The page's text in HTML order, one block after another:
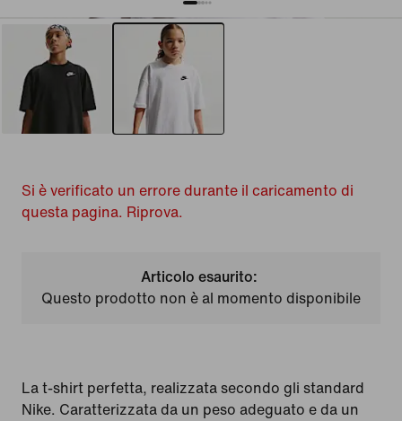
Si è verificato un errore durante il caricamento di
questa pagina. Riprova.
Articolo esaurito:
Questo prodotto non è al momento disponibile
La t-shirt perfetta, realizzata secondo gli standard
Nike. Caratterizzata da un peso adeguato e da un